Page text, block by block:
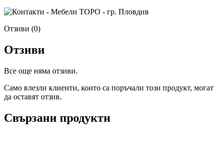
Отзиви (0)
Отзиви
Все още няма отзиви.
Само влезли клиенти, които са поръчали този продукт, могат
да оставят отзив.
Свързани продукти